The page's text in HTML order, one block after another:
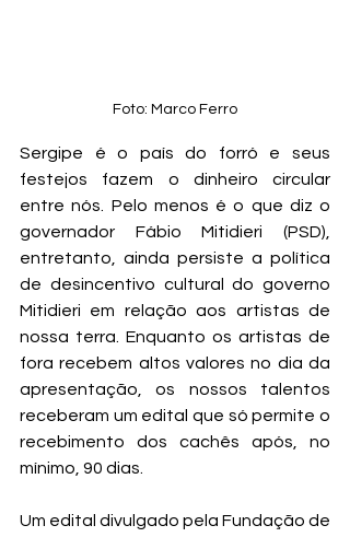
Foto: Marco Ferro
Sergipe é o país do forró e seus
festejos fazem o dinheiro circular
entre nós. Pelo menos é o que diz o
governador Fábio Mitidieri (PSD),
entretanto, ainda persiste a política
de desincentivo cultural do governo
Mitidieri em relação aos artistas de
nossa terra. Enquanto os artistas de
fora recebem altos valores no dia da
apresentação, os nossos talentos
receberam um edital que só permite o
recebimento dos cachês após, no
mínimo, 90 dias.
Um edital divulgado pela Fundação de